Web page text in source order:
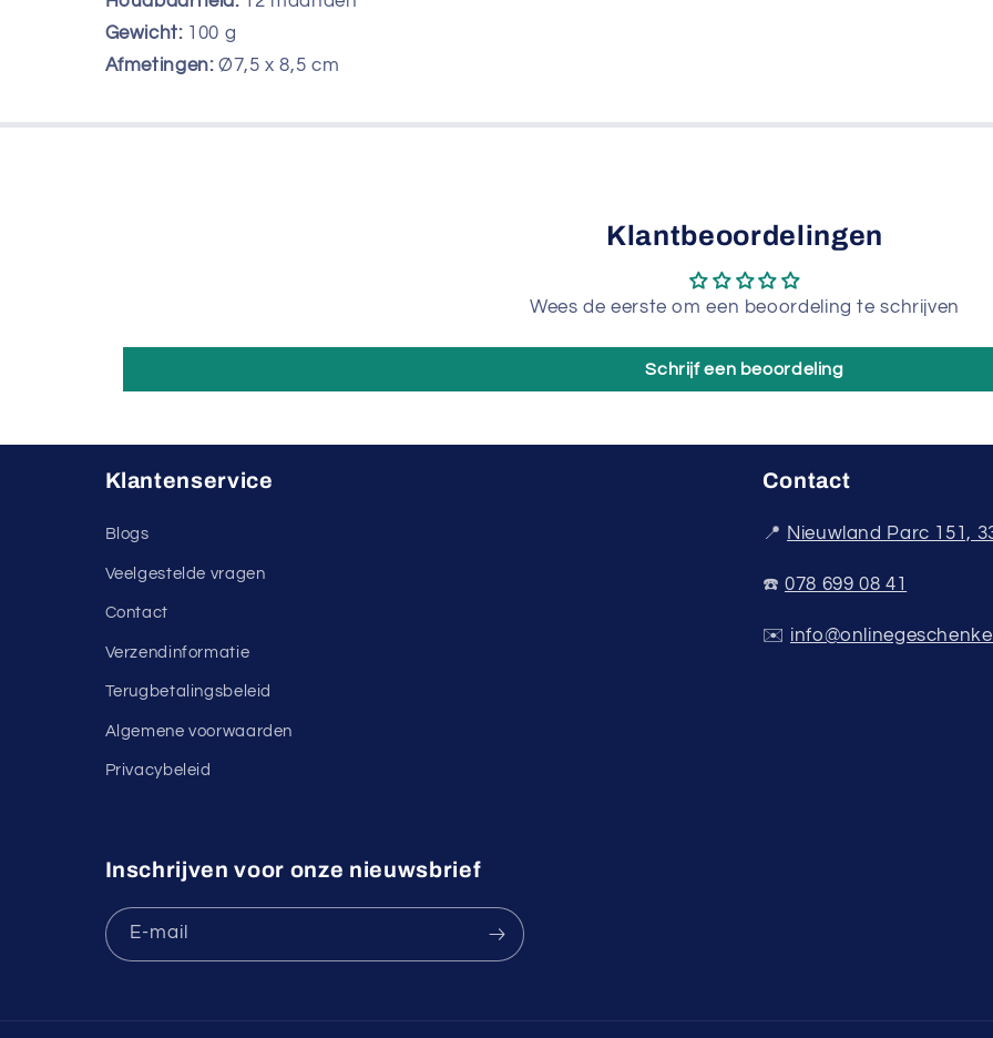
Gewicht: 100 g
Afmetingen:Ø7,5 x 8,5 cm
Klantbeoordelingen
Wees de eerste om een beoordeling te schrijven
Schrijf een beoordeling
Klantenservice
Blogs
Veelgestelde vragen
Contact
Verzendinformatie
Terugbetalingsbeleid
Algemene voorwaarden
Privacybeleid
Contact
📍 Nieuwland Parc 151,
☎️078 699 08 41
✉️
Inschrijven voor onze nieuwsbrief
E‑mail